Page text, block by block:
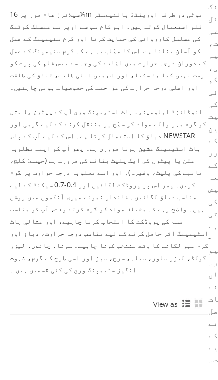
سپلائرز عام طور پر 16¼m موٹی دو طرفہ اورینٹڈ پالئیےسٹر
فلم استعمال کرتے ہیں۔ اہم کام سب سے اوپر سے منسلک کوٹنگ
کی مسلسل کارروائی کی حمایت کرنا اور گرم سٹیمپنگ کے عمل
کو آسان بنانا ہے. اس کا مطلب یہ ہے کہ گرم سٹیمپنگ کے عمل
کے دوران درجہ حرارت میں اضافے کی وجہ سے بیس فلم کی پرت کو
درست نہیں کیا جا سکتا، اور اس میں اعلی طاقت، تناؤ کی طاقت
اور اعلی درجہ حرارت کی مزاحمت کی خصوصیات ہونی چاہئیں۔
انوڈائزڈ ایلومینیم ہاٹ اسٹیمپنگ ورق آپ کے پیٹرن یا متن
کو گرم مہر والے مواد کی سطح پر منتقل کرنے کے لیے گرمی اور
دباؤ کا استعمال کرتا ہے۔ اس کے لیے آپ کے پاس NEWSTAR
ہاٹ اسٹیمپنگ مشین ہونا ضروری ہے۔ پھر آپ کو اپنے مطلوبہ
متن یا پیٹرن کی ایک پلیٹ بنانے کی ضرورت ہے (جیسے: کلچ،
تانبے کی پلیٹ، وغیرہ)، اور اسے مطلوبہ درجہ حرارت پر گرم
کریں۔ پھر اس پر پروڈکٹ لگائیں اور 0.4-0.7 سیکنڈ کے لیے
مناسب دباؤ لگائیں۔ شاندار نمونے میری آنکھوں میں روشن
ہیں۔ واضح رہے کہ مختلف مواد کو گرم کرتے وقت، آپ کو مناسب
قسم کی پروڈکٹ کا انتخاب کرنا چاہیے، اور مثالی ہاٹ
اسٹیمپنگ اثر حاصل کرنے کے لیے مناسب درجہ حرارت، دباؤ اور
گرم مہر لگانے کا وقت منتخب کرنا چاہیے۔ سونا، چاندی، لیزر
گولڈ، لیزر سلور، سیاہ، سرخ، سبز اور اسی طرح کے گرم، شہوت
انگیز سٹیمپنگ ورق کی کئی قسمیں ہیں ۔
View as
کی
کے
کے
کی
ہے
-
کے